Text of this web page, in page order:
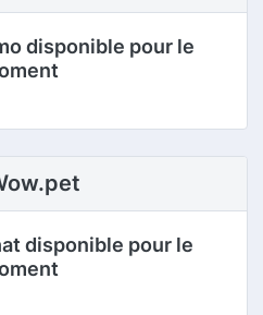
disponible pour le
disponible pour le